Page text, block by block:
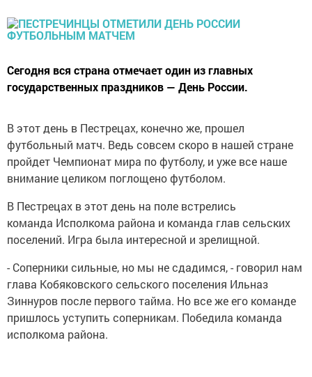
Сегодня вся страна отмечает один из главных
государственных праздников — День России.
В этот день в Пестрецах, конечно же, прошел
футбольный матч. Ведь совсем скоро в нашей стране
пройдет Чемпионат мира по футболу, и уже все наше
внимание целиком поглощено футболом.
В Пестрецах в этот день на поле встрелись
команда Исполкома района и команда глав сельских
поселений. Игра была интересной и зрелищной.
- Соперники сильные, но мы не сдадимся, - говорил нам
глава Кобяковского сельского поселения Ильназ
Зиннуров после первого тайма. Но все же его команде
пришлось уступить соперникам. Победила команда
исполкома района.